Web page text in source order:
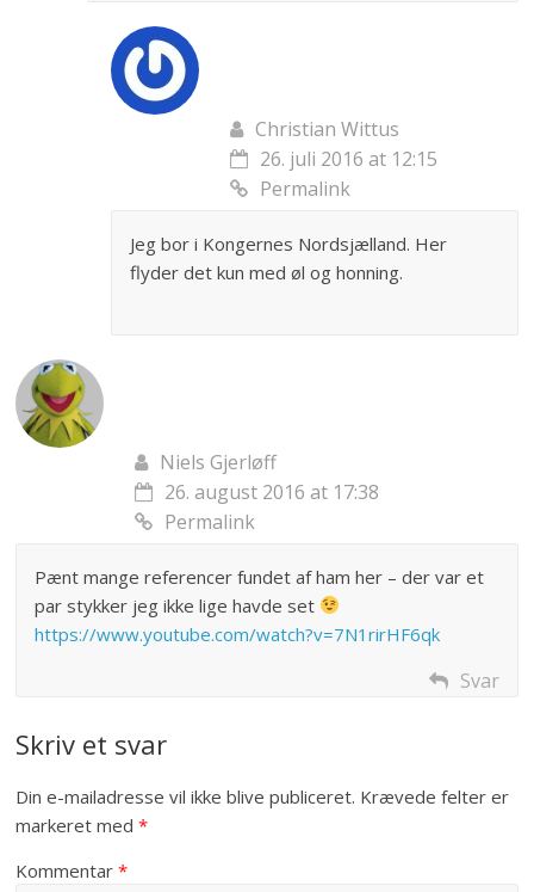
Christian Wittus
26. juli 2016 at 12:15
Permalink
Jeg bor i Kongernes Nordsjælland. Her
flyder det kun med øl og honning.
Niels Gjerløff
26. august 2016 at 17:38
Permalink
Pænt mange referencer fundet af ham her – der var et
par stykker jeg ikke lige havde set
https://www.youtube.com/watch?v=7N1rirHF6qk
Svar
Skriv et svar
Din e-mailadresse vil ikke blive publiceret. Krævede felter er
markeret med*
Kommentar*